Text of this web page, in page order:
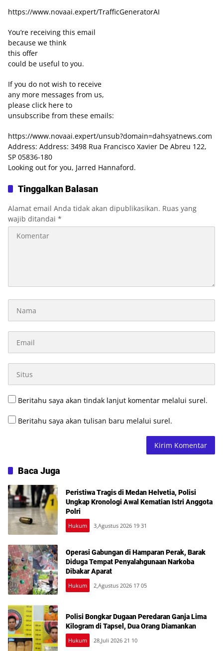
https://www.novaai.expert/TrafficGeneratorAI
You’re receiving this email
because we think
this offer
could be useful to you.
If you do not wish to receive
any more messages from us,
please click here to
unsubscribe from these emails:
https://www.novaai.expert/unsub?domain=dahsyatnews.com
Address: Address: 3498 Rua Francisco Xavier De Abreu 122,
SP 05836-180
Looking out for you, Jarred Hannaford.
Tinggalkan Balasan
Alamat email Anda tidak akan dipublikasikan. Ruas yang
wajib ditandai *
Beritahu saya akan tindak lanjut komentar melalui surel.
Beritahu saya akan tulisan baru melalui surel.
Baca Juga
Peristiwa Tragis di Medan Helvetia, Polisi
Ungkap Kronologi Awal Kematian Istri Anggota
Polri
Hukum 3,Agustus 2026 19 31
Operasi Gabungan di Hamparan Perak, Barak
Diduga Tempat Penyalahgunaan Narkoba
Dibakar Aparat
Hukum 2,Agustus 2026 17 05
Polisi Bongkar Dugaan Peredaran Ganja Lima
Kilogram di Tapsel, Dua Orang Diamankan
Hukum 28,Juli 2026 21 10